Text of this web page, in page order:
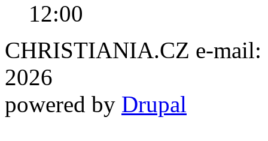
12:00
CHRISTIANIA.CZ e-mail:
2026
powered by Drupal